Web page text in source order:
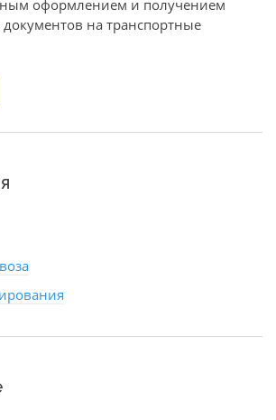
оформлением и получением
на транспортные